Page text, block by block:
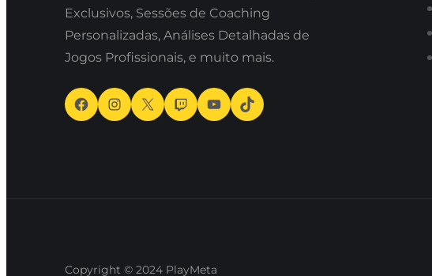
Exclusivos, Sessões de Coaching
Personalizadas, Análises Detalhadas de
Jogos Profissionais, e muito mais.
Facebook Instagram X Twitch Youtube TikTok
Copyright © 2024 PlayMeta